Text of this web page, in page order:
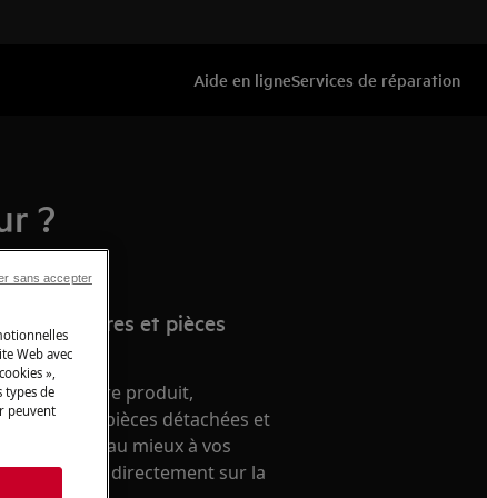
Aide en ligneServices de réparation
?
d’accessoires et pièces
de votre produit,
pièces détachées et
répondant au mieux à vos
A acheter directement sur la
Web avec
»,
types de
peuvent
sans accepter